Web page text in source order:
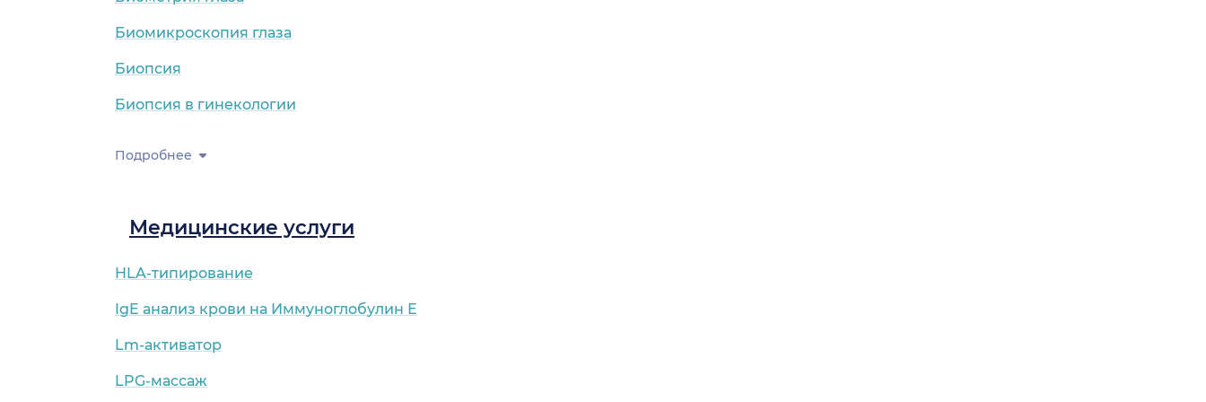
Биомикроскопия глаза
Биопсия
Биопсия в гинекологии
Подробнее
Медицинские услуги
HLA-типирование
IgE анализ крови на Иммуноглобулин Е
Lm-активатор
LPG-массаж